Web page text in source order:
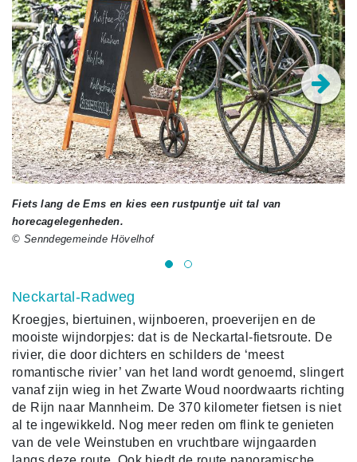
Fiets lang de Ems en kies een rustpuntje uit tal van
horecagelegenheden.
© Senndegemeinde Hövelhof
Neckartal-Radweg
Kroegjes, biertuinen, wijnboeren, proeverijen en de
mooiste wijndorpjes: dat is de Neckartal-fietsroute. De
rivier, die door dichters en schilders de ‘meest
romantische rivier’ van het land wordt genoemd, slingert
vanaf zijn wieg in het Zwarte Woud noordwaarts richting
de Rijn naar Mannheim. De 370 kilometer fietsen is niet
al te ingewikkeld. Nog meer reden om flink te genieten
van de vele Weinstuben en vruchtbare wijngaarden